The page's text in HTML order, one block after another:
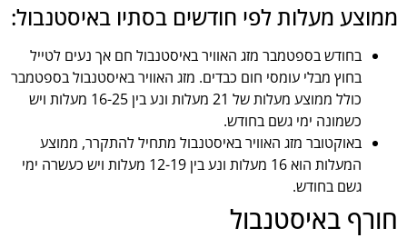
ממוצע מעלות לפי חודשים בסתיו באיסטנבול:
בחודש בספטמבר מזג האוויר באיסטנבול חם אך נעים לטייל
בחוץ מבלי עומסי חום כבדים. מזג האוויר באיסטנבול בספטמבר
כולל ממוצע מעלות של 21 מעלות ונע בין 16-25 מעלות ויש
כשמונה ימי גשם בחודש.
באוקטובר מזג האוויר באיסטנבול מתחיל להתקרר, ממוצע
המעלות הוא 16 מעלות ונע בין 12-19 מעלות ויש כעשרה ימי
גשם בחודש.
חורף באיסטנבול